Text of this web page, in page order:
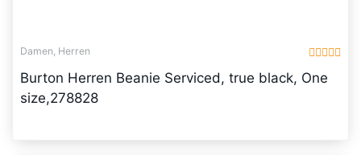
Damen, Herren
Burton Herren Beanie Serviced, true black, One
size,278828